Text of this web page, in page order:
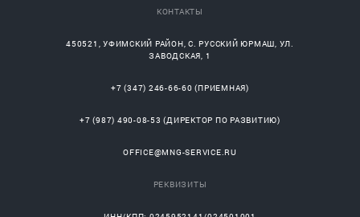
КОНТАКТЫ
450521 ,УФИМСКИЙ РАЙОН, С.РУССКИЙ ЮРМАШ, УЛ.
ЗАВОДСКАЯ, 1
+7 (347) 246-66-60 (ПРИЕМНАЯ)
+7 (987) 490-08-53 (ДИРЕКТОР ПО РАЗВИТИЮ)
OFFICE@MNG-SERVICE.RU
РЕКВИЗИТЫ